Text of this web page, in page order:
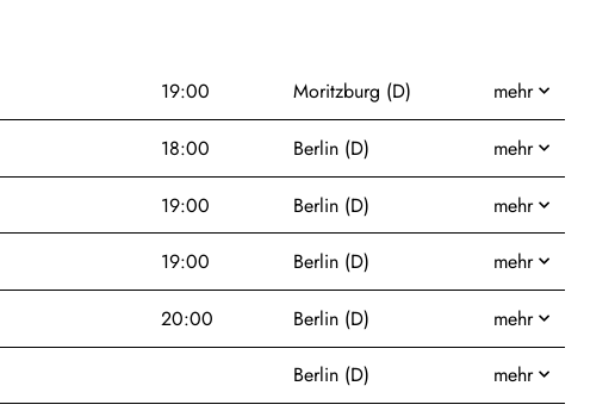
19:00 Moritzburg (D) mehr
18:00 Berlin (D) mehr
19:00 Berlin (D) mehr
19:00 Berlin (D) mehr
20:00 Berlin (D) mehr
Berlin (D) mehr